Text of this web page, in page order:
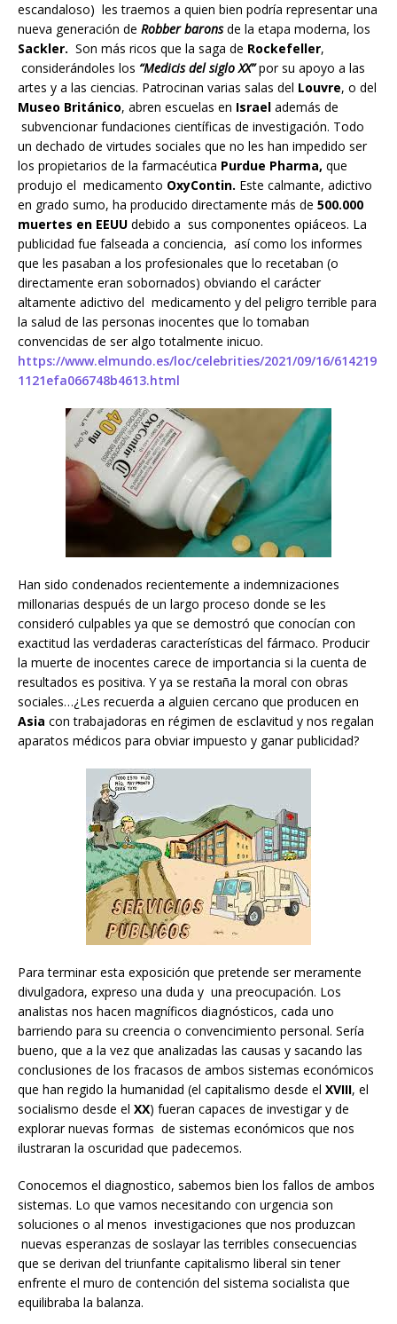
escandaloso) les traemos a quien bien podría representar una
nueva generación de Robber baronsde la etapa moderna, los
Sackler. Son más ricos que la saga de Rockefeller,
considerándoles los “Medicis del siglo XX”por su apoyo a las
artes y a las ciencias. Patrocinan varias salas del Louvre, o del
Museo Británico, abren escuelas en Israel además de
subvencionar fundaciones científicas de investigación. Todo
un dechado de virtudes sociales que no les han impedido ser
los propietarios de la farmacéutica Purdue Pharma, que
produjo el medicamento OxyContin. Este calmante, adictivo
en grado sumo, ha producido directamente más de 500.000
muertes en EEUU debido a sus componentes opiáceos. La
publicidad fue falseada a conciencia, así como los informes
que les pasaban a los profesionales que lo recetaban (o
directamente eran sobornados) obviando el carácter
altamente adictivo del medicamento y del peligro terrible para
la salud de las personas inocentes que lo tomaban
convencidas de ser algo totalmente inicuo.
https://www.elmundo.es/loc/celebrities/2021/09/16/614219
1121efa066748b4613.html
Han sido condenados recientemente a indemnizaciones
millonarias después de un largo proceso donde se les
consideró culpables ya que se demostró que conocían con
exactitud las verdaderas características del fármaco. Producir
la muerte de inocentes carece de importancia si la cuenta de
resultados es positiva. Y ya se restaña la moral con obras
sociales…¿Les recuerda a alguien cercano que producen en
Asia con trabajadoras en régimen de esclavitud y nos regalan
aparatos médicos para obviar impuesto y ganar publicidad?
Para terminar esta exposición que pretende ser meramente
divulgadora, expreso una duda y una preocupación. Los
analistas nos hacen magníficos diagnósticos, cada uno
barriendo para su creencia o convencimiento personal. Sería
bueno, que a la vez que analizadas las causas y sacando las
conclusiones de los fracasos de ambos sistemas económicos
que han regido la humanidad (el capitalismo desde el XVIII, el
socialismo desde el XX) fueran capaces de investigar y de
explorar nuevas formas de sistemas económicos que nos
ilustraran la oscuridad que padecemos.
Conocemos el diagnostico, sabemos bien los fallos de ambos
sistemas. Lo que vamos necesitando con urgencia son
soluciones o al menos investigaciones que nos produzcan
nuevas esperanzas de soslayar las terribles consecuencias
que se derivan del triunfante capitalismo liberal sin tener
enfrente el muro de contención del sistema socialista que
equilibraba la balanza.